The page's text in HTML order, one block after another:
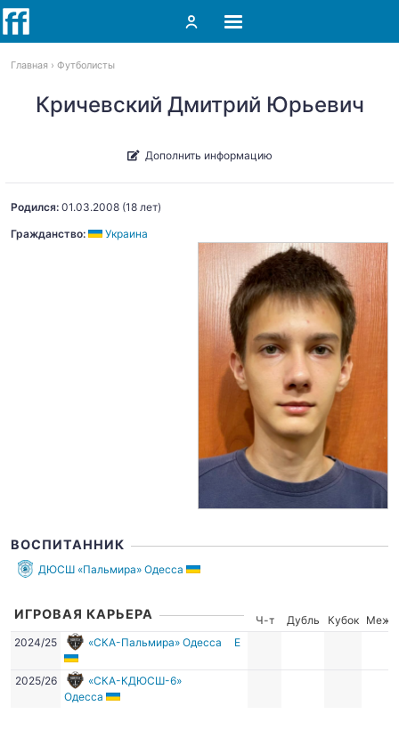
Главная Футболисты
Кричевский Дмитрий Юрьевич
Дополнить информацию
Родился: 01.03.2008 (18 лет)
Гражданство:
Украина
ВОСПИТАННИК
ДЮСШ «Пальмира» Одесса
ИГРОВАЯ КАРЬЕРА Ч-т Дубль Кубок
Межд.
2024/25
«СКА-Пальмира» Одесса Е
2025/26
«СКА-КДЮСШ-6»
Одесса